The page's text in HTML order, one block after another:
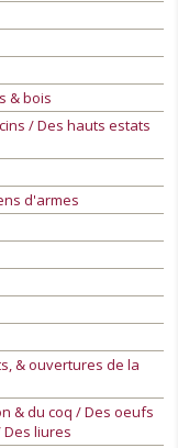
& bois
/ Des hauts estats
d'armes
& ouvertures de la
& du coq / Des oeufs
liures